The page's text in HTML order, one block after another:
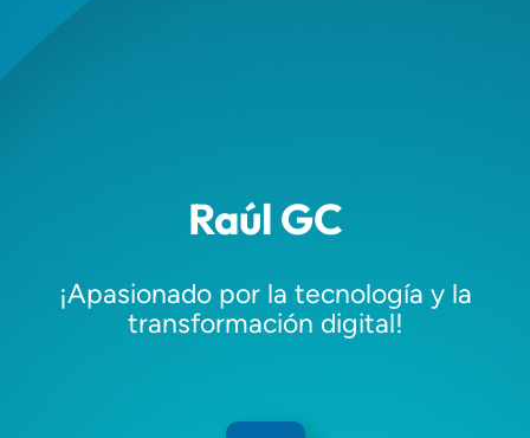
Raúl GC
¡Apasionado por la tecnología y la
transformación digital!